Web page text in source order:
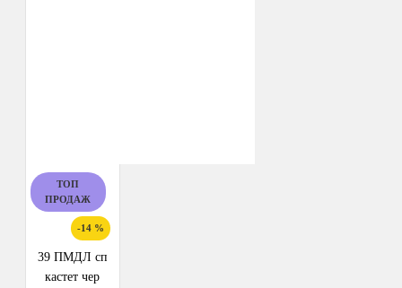
ТОП
ПРОДАЖ
-14 %
39 ПМДЛ сп
кастет чер